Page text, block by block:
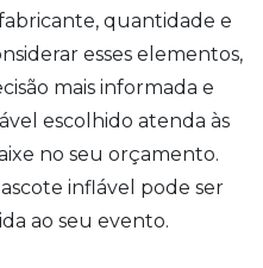
quantidade e
esses elementos,
mais informada e
escolhido atenda às
no seu orçamento.
inflável pode ser
ao seu evento.